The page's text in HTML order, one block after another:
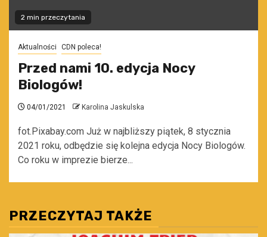
2 min przeczytania
Aktualności CDN poleca!
Przed nami 10. edycja Nocy
Biologów!
04/01/2021 Karolina Jaskulska
fot.Pixabay.com Już w najbliższy piątek, 8 stycznia
2021 roku, odbędzie się kolejna edycja Nocy Biologów.
Co roku w imprezie bierze...
PRZECZYTAJ TAKŻE